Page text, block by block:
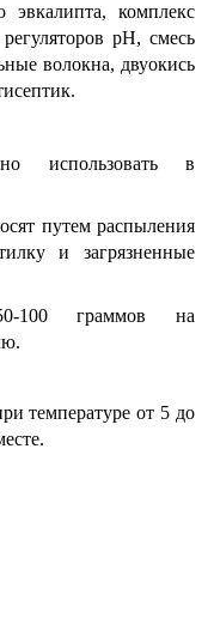
эвкалипта, комплекс
рН, смесь
волокна, двуокись
использовать в
путем распыления
и загрязненные
100 граммов на
температуре от 5 до